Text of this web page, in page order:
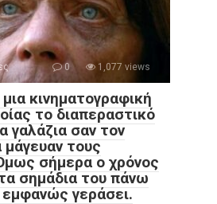
0 1,077 views
κινηματογραφική
το διαπεραστικό
γαλάζια σαν τον
μάγευαν τους
σήμερα ο χρόνος
σημάδια του πάνω
εμφανώς γεράσει.